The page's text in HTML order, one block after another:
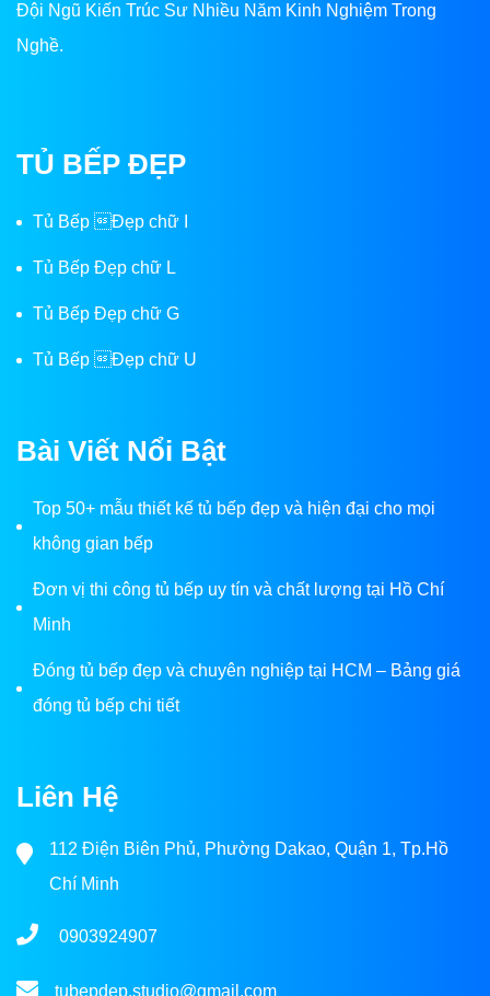
Đội Ngũ Kiến Trúc Sư Nhiều Năm Kinh Nghiệm Trong
Nghề.
TỦ BẾP ĐẸP
Tủ Bếp Đẹp chữ I
Tủ Bếp Đẹp chữ L
Tủ Bếp Đẹp chữ G
Tủ Bếp Đẹp chữ U
Bài Viết Nổi Bật
Top 50+ mẫu thiết kế tủ bếp đẹp và hiện đại cho mọi
không gian bếp
Đơn vị thi công tủ bếp uy tín và chất lượng tại Hồ Chí
Minh
Đóng tủ bếp đẹp và chuyên nghiệp tại HCM – Bảng giá
đóng tủ bếp chi tiết
Liên Hệ
112 Điện Biên Phủ, Phường Dakao, Quận 1, Tp.Hồ
Chí Minh
0903924907
tubepdep.studio@gmail.com